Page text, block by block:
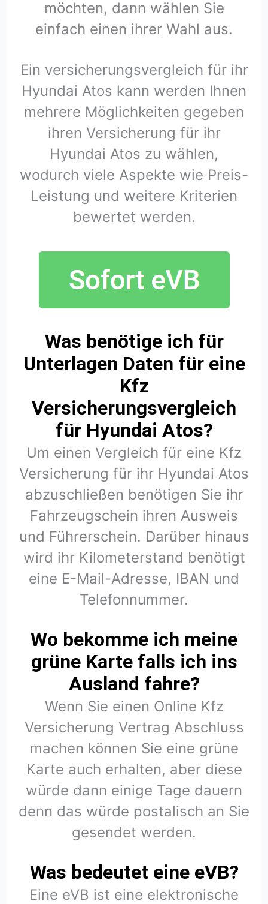
möchten, dann wählen Sie
einfach einen ihrer Wahl aus.
Ein versicherungsvergleich für ihr
Hyundai Atos kann werden Ihnen
mehrere Möglichkeiten gegeben
ihren Versicherung für ihr
Hyundai Atos zu wählen,
wodurch viele Aspekte wie Preis-
Leistung und weitere Kriterien
bewertet werden.
Was benötige ich für
Unterlagen Daten für eine
Kfz
Versicherungsvergleich
für Hyundai Atos?
Um einen Vergleich für eine Kfz
Versicherung für ihr Hyundai Atos
abzuschließen benötigen Sie ihr
Fahrzeugschein ihren Ausweis
und Führerschein. Darüber hinaus
wird ihr Kilometerstand benötigt
eine E-Mail-Adresse, IBAN und
Telefonnummer.
Wo bekomme ich meine
grüne Karte falls ich ins
Ausland fahre?
Wenn Sie einen Online Kfz
Versicherung Vertrag Abschluss
machen können Sie eine grüne
Karte auch erhalten, aber diese
würde dann einige Tage dauern
denn das würde postalisch an Sie
gesendet werden.
Was bedeutet eine eVB?
Eine eVB ist eine elektronische